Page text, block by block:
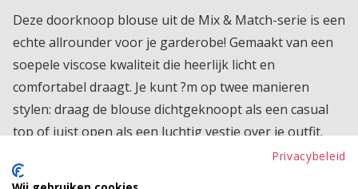
Deze doorknoop blouse uit de Mix & Match-serie is een
echte allrounder voor je garderobe! Gemaakt van een
soepele viscose kwaliteit die heerlijk licht en
comfortabel draagt. Je kunt ?m op twee manieren
stylen: draag de blouse dichtgeknoopt als een casual
top of juist open als een luchtig vestje over je outfit.
Perfect te combineren met de rest van de Mix & Match
serie voor een relaxte en moeiteloos leuke look die je
Privacybeleid